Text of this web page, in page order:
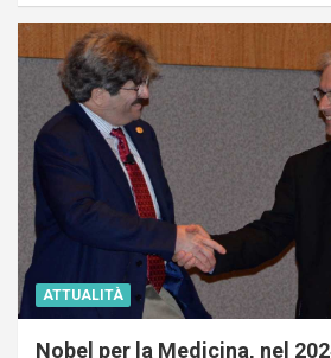
ATTUALITÀ
Nobel per la Medicina, nel